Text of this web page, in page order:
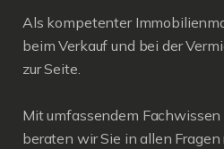
Als kompetenter
beim Verkauf und bei der
zur Seite.
Mit umfassendem
beraten wir Sie in allen Fragen